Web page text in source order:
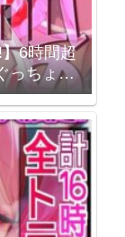
6時間超
っちょん
猫と未